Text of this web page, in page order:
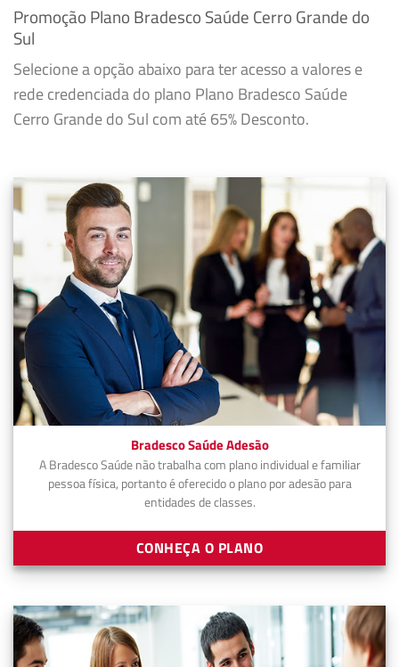
Promoção Plano Bradesco Saúde Cerro Grande do
Sul
Selecione a opção abaixo para ter acesso a valores e
rede credenciada do plano Plano Bradesco Saúde
Cerro Grande do Sul com até 65% Desconto.
Bradesco Saúde Adesão
A Bradesco Saúde não trabalha com plano individual e familiar
pessoa física, portanto é oferecido o plano por adesão para
entidades de classes.
CONHEÇA O PLANO